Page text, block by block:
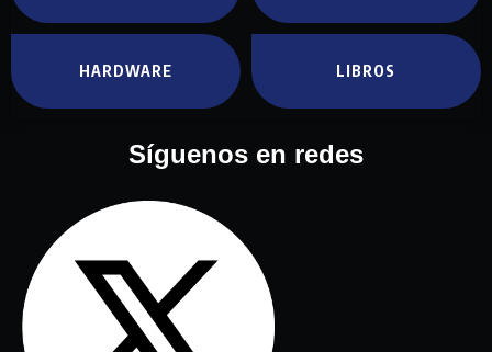
HARDWARE LIBROS
Síguenos en redes